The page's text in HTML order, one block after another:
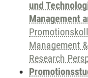
und
Management
Management
Research